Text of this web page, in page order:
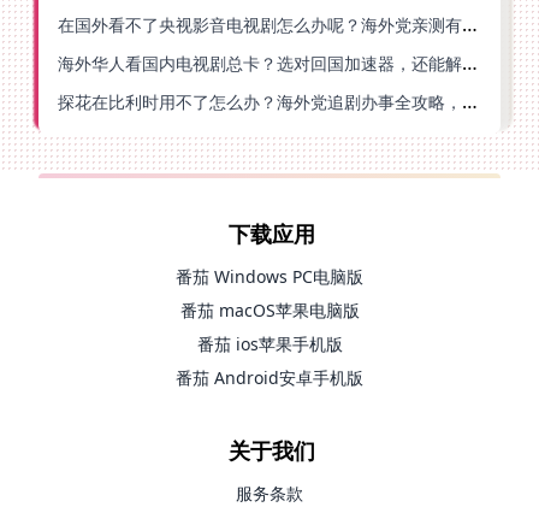
在国外看不了央视影音电视剧怎么办呢？海外党亲测有效的回国加速方案
海外华人看国内电视剧总卡？选对回国加速器，还能解决菲律宾打不开反诈中心的问题
探花在比利时用不了怎么办？海外党追剧办事全攻略，选对加速器就够了
下载应用
番茄 Windows PC电脑版
番茄 macOS苹果电脑版
番茄 ios苹果手机版
番茄 Android安卓手机版
关于我们
服务条款